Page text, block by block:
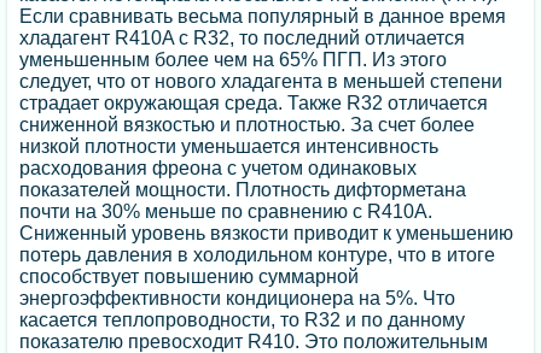
Если сравнивать весьма популярный в данное время
хладагент R410A с R32, то последний отличается
уменьшенным более чем на 65% ПГП. Из этого
следует, что от нового хладагента в меньшей степени
страдает окружающая среда. Также R32 отличается
сниженной вязкостью и плотностью. За счет более
низкой плотности уменьшается интенсивность
расходования фреона с учетом одинаковых
показателей мощности. Плотность дифторметана
почти на 30% меньше по сравнению с R410A.
Сниженный уровень вязкости приводит к уменьшению
потерь давления в холодильном контуре, что в итоге
способствует повышению суммарной
энергоэффективности кондиционера на 5%. Что
касается теплопроводности, то R32 и по данному
показателю превосходит R410. Это положительным